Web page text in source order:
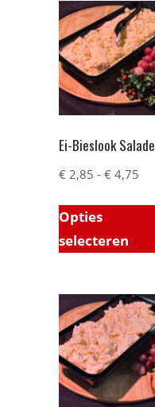
Ei-Bieslook Salade
€ 2,85 - € 4,75
Opties
selecteren